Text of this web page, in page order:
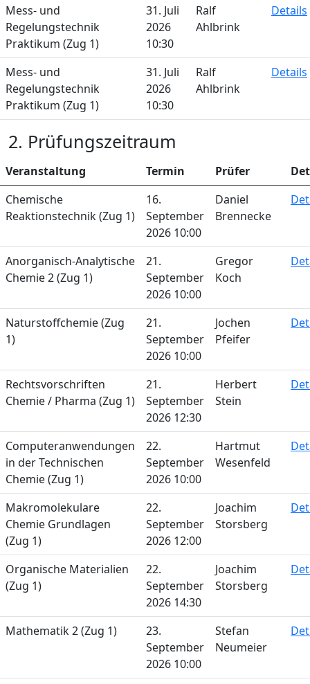
Mess- und
Regelungstechnik
Praktikum (Zug 1)
31. Juli
2026
10:30
Ralf
Ahlbrink
Details
Mess- und
Regelungstechnik
Praktikum (Zug 1)
31. Juli
2026
10:30
Ralf
Ahlbrink
Details
2. Prüfungszeitraum
Veranstaltung Termin Prüfer
Chemische
Reaktionstechnik (Zug 1)
16.
September
2026 10:00
Daniel
Brennecke
Anorganisch-Analytische
Chemie 2 (Zug 1)
21.
September
2026 10:00
Gregor
Koch
Naturstoffchemie (Zug
1)
21.
September
2026 10:00
Jochen
Pfeifer
Rechtsvorschriften
Chemie / Pharma (Zug 1)
21.
September
2026 12:30
Herbert
Stein
Computeranwendungen
in der Technischen
Chemie (Zug 1)
22.
September
2026 10:00
Hartmut
Wesenfeld
Makromolekulare
Chemie Grundlagen
(Zug 1)
22.
September
2026 12:00
Joachim
Storsberg
Organische Materialien
(Zug 1)
22.
September
2026 14:30
Joachim
Storsberg
Mathematik 2 (Zug 1)
23.
September
2026 10:00
Stefan
Neumeier